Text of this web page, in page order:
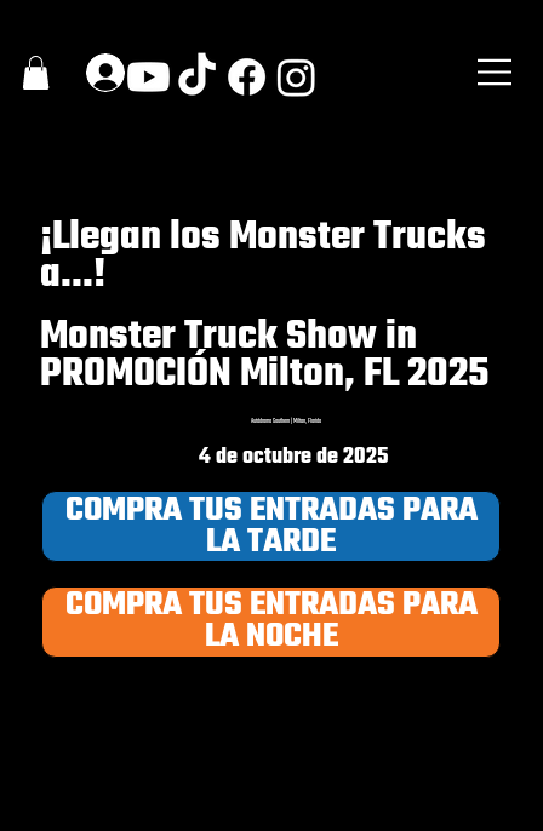
¡Llegan los Monster Trucks
a...!
Monster Truck Show in
PROMOCIÓN Milton, FL 2025
Autódromo Southern | Milton, Florida
4 de octubre de 2025
COMPRA TUS ENTRADAS PARA
LA TARDE
COMPRA TUS ENTRADAS PARA
LA NOCHE